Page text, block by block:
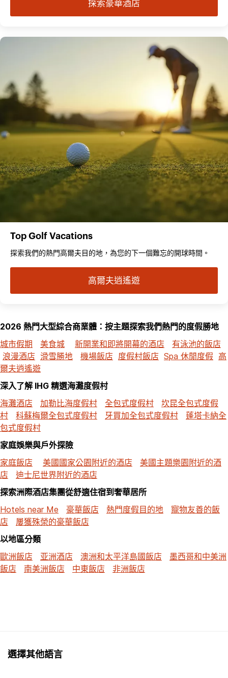
探索豪華酒店
Top Golf Vacations
探索我們的熱門高爾夫目的地，為您的下一個難忘的開球時間。
高爾夫逍遙遊
2026 熱門大型綜合商業體：按主題探索我們熱門的度假勝地
城市假期
美食城 新開業和即將開幕的酒店
有泳池的飯店
浪漫酒店 滑雪勝地 機場飯店 度假村飯店 Spa 休閒度假 高
爾夫逍遙遊
深入了解 IHG 精選海灘度假村
海灘酒店
加勒比海度假村 全包式度假村
坎昆全包式度假
村
科蘇梅爾全包式度假村 牙買加全包式度假村
蓬塔卡納全
包式度假村
家庭娛樂與戶外探險
家庭飯店
美國國家公園附近的酒店
美國主題樂園附近的酒
店
迪士尼世界附近的酒店
探索洲際酒店集團從舒適住宿到奢華居所
Hotels near Me
豪華飯店 熱門度假目的地
寵物友善的飯
店
屢獲殊榮的豪華飯店
以地區分類
歐洲飯店
亚洲酒店 澳洲和太平洋島國飯店
墨西哥和中美洲
飯店
南美洲飯店 中東飯店 非洲飯店
選擇其他語言